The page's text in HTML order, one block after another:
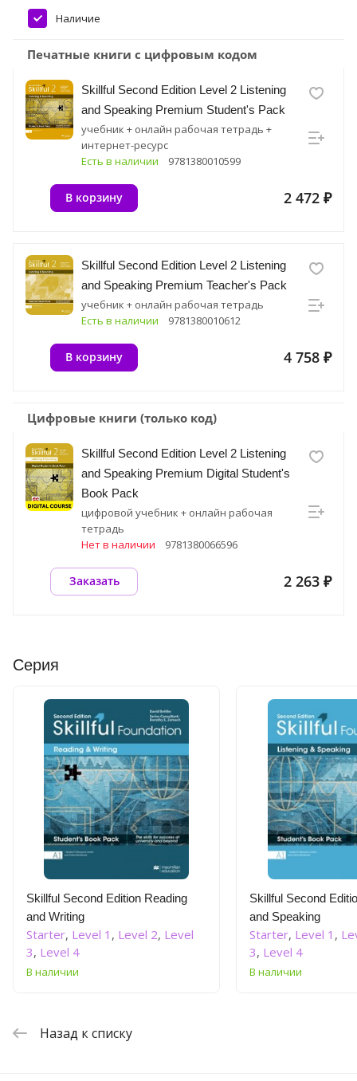
Наличие
Печатные книги с цифровым кодом
Skillful Second Edition Level 2 Listening
and Speaking Premium Student's Pack
учебник + онлайн рабочая тетрадь +
интернет-ресурс
Есть в наличии
9781380010599
2 472 ₽
В корзину
Skillful Second Edition Level 2 Listening
and Speaking Premium Teacher's Pack
учебник + онлайн рабочая тетрадь
Есть в наличии
9781380010612
4 758 ₽
В корзину
Цифровые книги (только код)
Skillful Second Edition Level 2 Listening
and Speaking Premium Digital Student's
Book Pack
цифровой учебник + онлайн рабочая
тетрадь
Нет в наличии
9781380066596
2 263 ₽
Заказать
Серия
Skillful Second Edition Reading
and Writing
Starter, Level 1 , Level 2, Level
3, Level 4
В наличии
Skillful Second
and Speaking
Starter, Level 1 ,
3, Level 4
В наличии
Назад к списку